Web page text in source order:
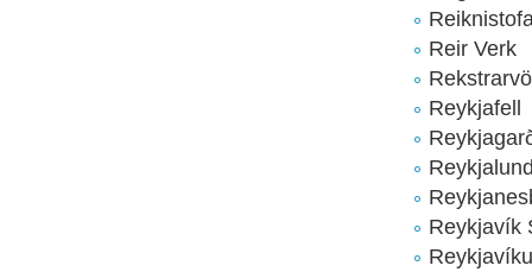
Reir Verk
Reykjafell
Reykjavík